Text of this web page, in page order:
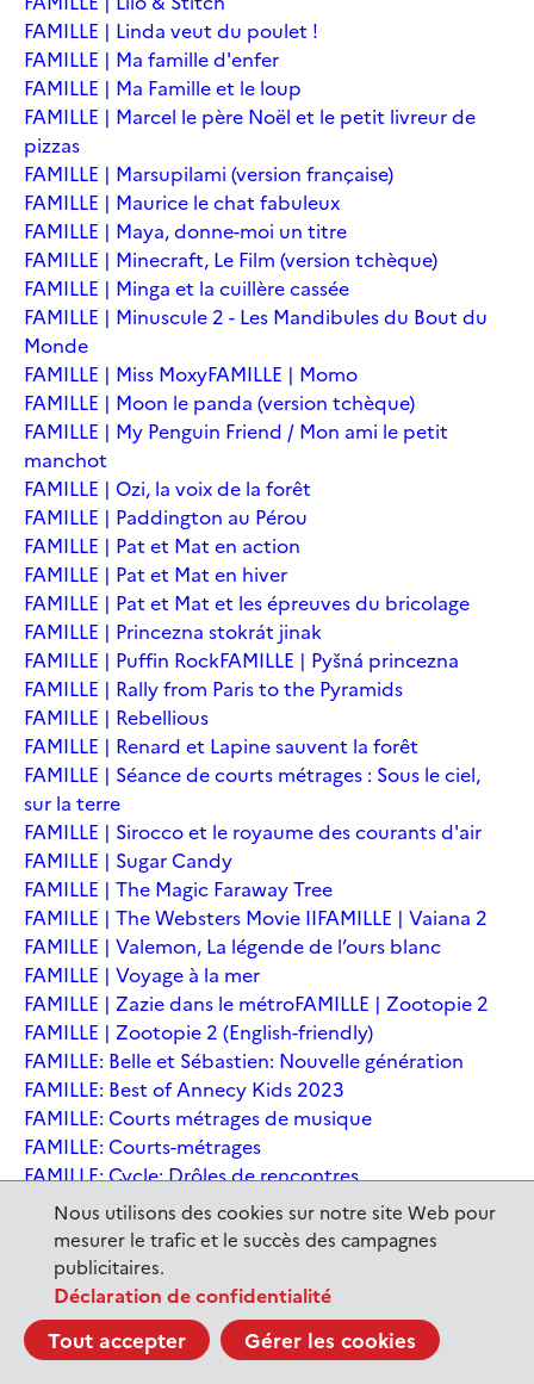
Nous utilisons des cookies sur notre site Web pour
mesurer le trafic et le succès des campagnes
publicitaires.
Déclaration de confidentialité
Tout accepter Gérer les cookies
FAMILLE | Linda veut du poulet !
FAMILLE | Ma famille d'enfer
FAMILLE | Ma Famille et le loup
FAMILLE | Marcel le père Noël et le petit livreur de
pizzas
FAMILLE | Marsupilami (version française)
FAMILLE | Maurice le chat fabuleux
FAMILLE | Maya, donne-moi un titre
FAMILLE | Minecraft, Le Film (version tchèque)
FAMILLE | Minga et la cuillère cassée
FAMILLE | Minuscule 2 - Les Mandibules du Bout du
Monde
FAMILLE | Miss MoxyFAMILLE | Momo
FAMILLE | Moon le panda (version tchèque)
FAMILLE | My Penguin Friend / Mon ami le petit
manchot
FAMILLE | Ozi, la voix de la forêt
FAMILLE | Paddington au Pérou
FAMILLE | Pat et Mat en action
FAMILLE | Pat et Mat en hiver
FAMILLE | Pat et Mat et les épreuves du bricolage
FAMILLE | Princezna stokrát jinak
FAMILLE | Puffin RockFAMILLE | Pyšná princezna
FAMILLE | Rally from Paris to the Pyramids
FAMILLE | Rebellious
FAMILLE | Renard et Lapine sauvent la forêt
FAMILLE | Séance de courts métrages : Sous le ciel,
sur la terre
FAMILLE | Sirocco et le royaume des courants d'air
FAMILLE | Sugar Candy
FAMILLE | The Magic Faraway Tree
FAMILLE | The Websters Movie IIFAMILLE | Vaiana 2
FAMILLE | Valemon, La légende de l’ours blanc
FAMILLE | Voyage à la mer
FAMILLE | Zazie dans le métroFAMILLE | Zootopie 2
FAMILLE | Zootopie 2 (English-friendly)
FAMILLE: Belle et Sébastien: Nouvelle génération
FAMILLE: Best of Annecy Kids 2023
FAMILLE: Courts métrages de musique
FAMILLE: Courts-métrages
FAMILLE: Cycle: Drôles de rencontres
FAMILLE: En sortant de l'école - Andrée Chedid
FAMILLE: Ernest et Célestine: Le voyage en Charabie
FAMILLE: Festival International du court métrage
Clermont-Ferrand
FAMILLE: Kina et Yuk, renards de la banquise
FAMILLE: La Pat' Patrouille : La Super Patrouille, le film